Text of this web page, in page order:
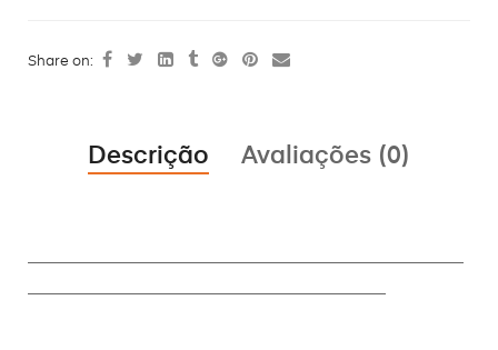
Share on:
Descrição Avaliações (0)